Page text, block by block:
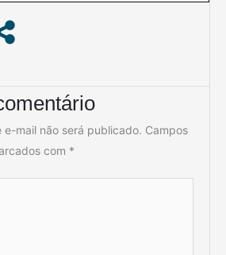
e-mail não será publicado. Campos
com *